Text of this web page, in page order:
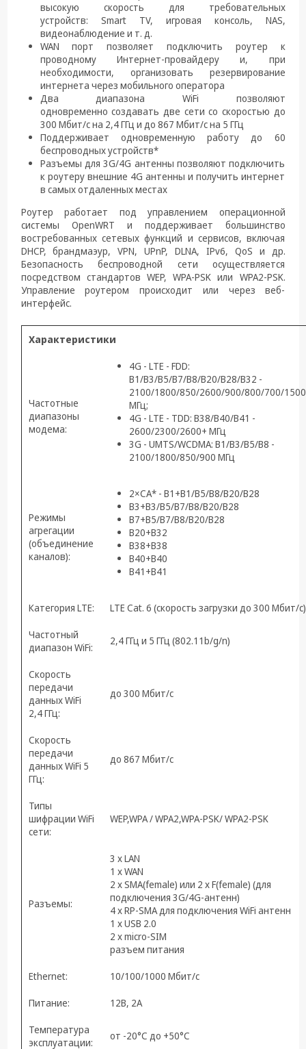
высокую скорость для требовательных
устройств: Smart TV, игровая консоль, NAS,
видеонаблюдение и т. д.
WAN порт позволяет подключить роутер к
проводному Интернет-провайдеру и, при
необходимости, организовать резервирование
интернета через мобильного оператора
Два диапазона WiFi позволяют
одновременно создавать две сети со скоростью до
300 Мбит/с на 2,4 ГГц и до 867 Мбит/с на 5 ГГц
Поддерживает одновременную работу до 60
беспроводных устройств*
Разъемы для 3G/4G антенны позволяют подключить
к роутеру внешние 4G антенны и получить интернет
в самых отдаленных местах
Роутер работает под управлением операционной
системы OpenWRT и поддерживает большинство
востребованных сетевых функций и сервисов, включая
DHCP, брандмаэур, VPN, UPnP, DLNA, IPv6, QoS и др.
Безопасность беспроводной сети осуществляется
посредством стандартов WEP, WPA-PSK или WPA2-PSK.
Управление роутером происходит или через веб-
интерфейс.
Характеристики
Частотные
диапазоны
модема:
4G - LTE - FDD:
B1/B3/B5/B7/B8/B20/B28/B32 -
2100/1800/850/2600/900/800/700/1500
МГц;
4G - LTE - TDD: B38/B40/B41 -
2600/2300/2600+ МГц
3G - UMTS/WCDMA: B1/B3/B5/B8 -
2100/1800/850/900 МГц
Режимы
агрегации
(объединение
каналов):
2×СА* - B1+B1/B5/B8/B20/B28
B3+B3/B5/B7/B8/B20/B28
B7+B5/B7/B8/B20/B28
B20+B32
B38+B38
B40+B40
B41+B41
Категория LTE: LTE Cat. 6 (скорость загрузки до 300 Мбит/с)
Частотный
диапазон WiFi:
2,4 ГГц и 5 ГГц (802.11b/g/n)
Скорость
передачи
данных WiFi
2,4 ГГц:
до 300 Мбит/c
Скорость
передачи
данных WiFi 5
ГГц:
до 867 Мбит/c
Типы
шифрации WiFi
сети:
WEP,WPA / WPA2,WPA-PSK/ WPA2-PSK
Разъемы:
3 x LAN
1 x WAN
2 x SMA(female) или 2 x F(female) (для
подключения 3G/4G-антенн)
4 x RP-SMA для подключения WiFi антенн
1 x USB 2.0
2 x micro-SIM
разъем питания
Ethernet: 10/100/1000 Мбит/с
Питание: 12В, 2А
Температура
эксплуатации:
от -20°С до +50°С